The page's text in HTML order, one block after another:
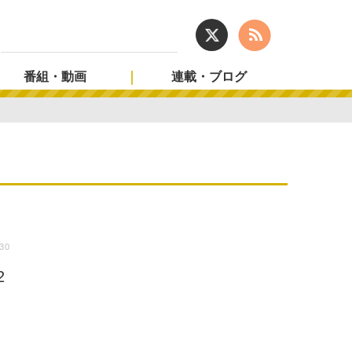
番組・動画 連載・ブログ